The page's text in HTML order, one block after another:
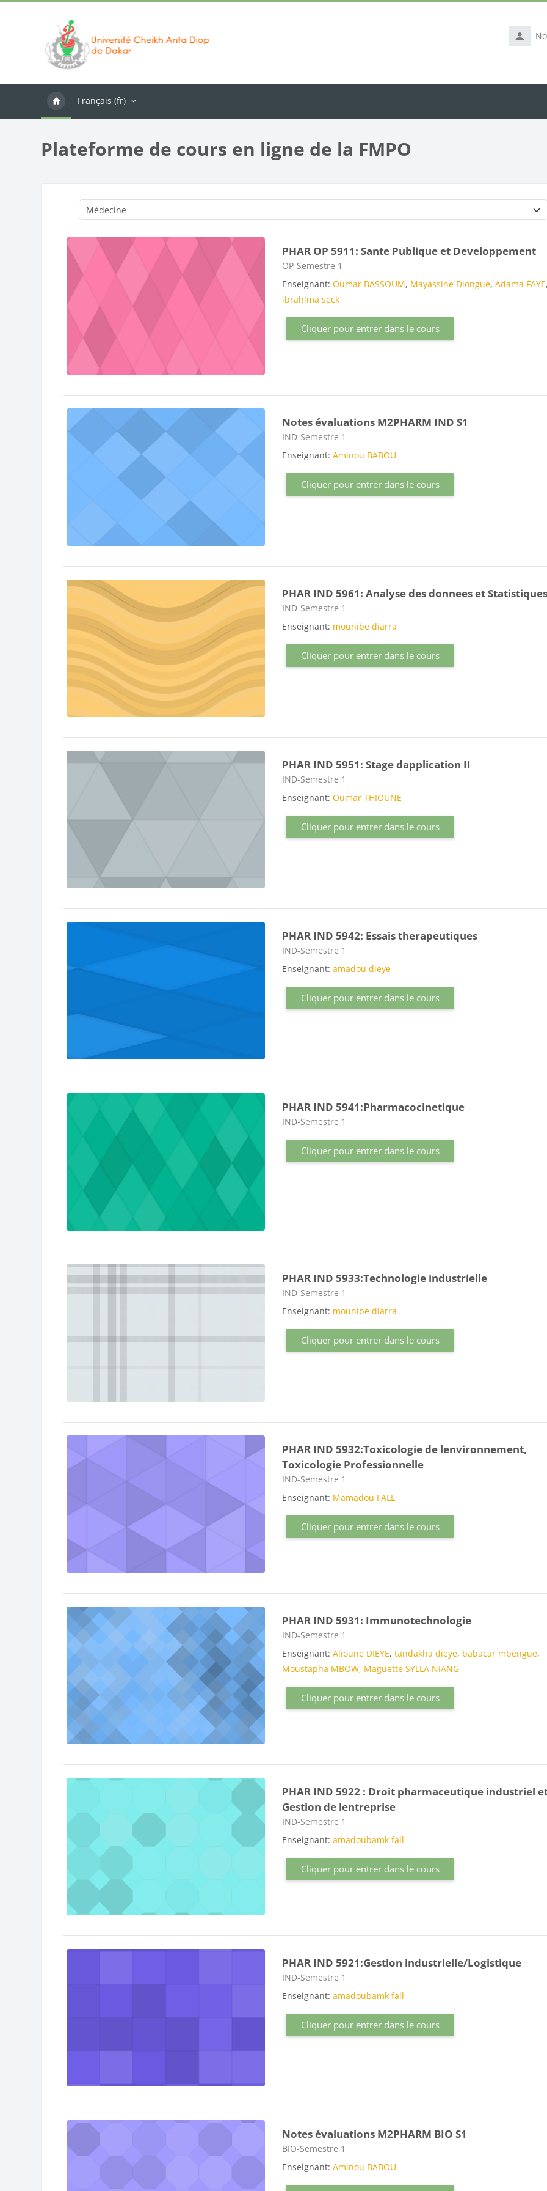
Nom
Français ‎(fr)‎
Plateforme de cours en ligne de la FMPO
PHAR OP 5911: Sante Publique et Developpement
Catégorie de cours
OP-Semestre 1
Enseignant:Oumar BASSOUM, Mayassine Diongue,Adama FAYE
ibrahima seck
Cliquer pour entrer dans le cours
Notes évaluations M2PHARM IND S1
Catégorie de cours
IND-Semestre 1
Enseignant:Aminou BABOU
Cliquer pour entrer dans le cours
PHAR IND 5961: Analyse des donnees et
Catégorie de cours
IND-Semestre 1
Enseignant: mounibe diarra
Cliquer pour entrer dans le cours
PHAR IND 5951: Stage dapplication II
Catégorie de cours
IND-Semestre 1
Enseignant:Oumar THIOUNE
Cliquer pour entrer dans le cours
PHAR IND 5942: Essais therapeutiques
Catégorie de cours
IND-Semestre 1
Enseignant:amadou dieye
Cliquer pour entrer dans le cours
PHAR IND 5941:Pharmacocinetique
Catégorie de cours
IND-Semestre 1
Cliquer pour entrer dans le cours
PHAR IND 5933:Technologie industrielle
Catégorie de cours
IND-Semestre 1
Enseignant: mounibe diarra
Cliquer pour entrer dans le cours
PHAR IND 5932:Toxicologie de lenvironnement,
Toxicologie Professionnelle
Catégorie de cours
IND-Semestre 1
Enseignant: Mamadou FALL
Cliquer pour entrer dans le cours
PHAR IND 5931: Immunotechnologie
Catégorie de cours
IND-Semestre 1
Enseignant:Alioune DIEYE,tandakha dieye, babacar mbengue,
Moustapha MBOW, Maguette SYLLA NIANG
Cliquer pour entrer dans le cours
PHAR IND 5922 : Droit pharmaceutique industriel
Gestion de lentreprise
Catégorie de cours
IND-Semestre 1
Enseignant:amadoubamk fall
Cliquer pour entrer dans le cours
PHAR IND 5921:Gestion industrielle/Logistique
Catégorie de cours
IND-Semestre 1
Enseignant:amadoubamk fall
Cliquer pour entrer dans le cours
Notes évaluations M2PHARM BIO S1
Catégorie de cours
BIO-Semestre 1
Enseignant:Aminou BABOU